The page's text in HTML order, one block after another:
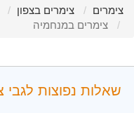
צימרים צימרים בצפון
צימרים במנחמיה
שאלות נפוצות